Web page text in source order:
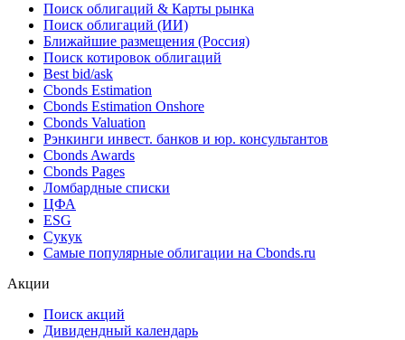
Поиск облигаций & Карты рынка
Поиск облигаций (ИИ)
Ближайшие размещения (Россия)
Поиск котировок облигаций
Best bid/ask
Cbonds Estimation
Cbonds Estimation Onshore
Cbonds Valuation
Рэнкинги инвест. банков и юр. консультантов
Cbonds Awards
Cbonds Pages
Ломбардные списки
ЦФА
ESG
Сукук
Самые популярные облигации на Cbonds.ru
Акции
Поиск акций
Дивидендный календарь